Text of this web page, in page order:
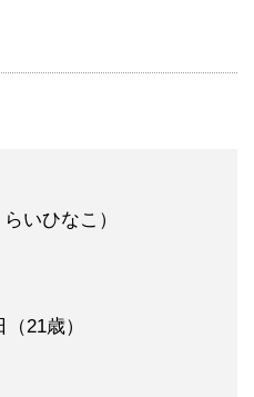
いひなこ）
21歳）